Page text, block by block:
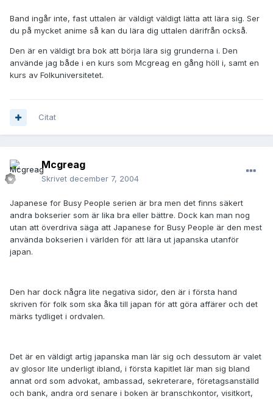
Band ingår inte, fast uttalen är väldigt väldigt lätta att lära sig. Ser
du på mycket anime så kan du lära dig uttalen därifrån också.
Den är en väldigt bra bok att börja lära sig grunderna i. Den
använde jag både i en kurs som Mcgreag en gång höll i, samt en
kurs av Folkuniversitetet.
Citat
Mcgreag
Skrivet december 7, 2004
Japanese for Busy People serien är bra men det finns säkert
andra bokserier som är lika bra eller bättre. Dock kan man nog
utan att överdriva säga att Japanese for Busy People är den mest
använda bokserien i världen för att lära ut japanska utanför
japan.
Den har dock några lite negativa sidor, den är i första hand
skriven för folk som ska åka till japan för att göra affärer och det
märks tydliget i ordvalen.
Det är en väldigt artig japanska man lär sig och dessutom är valet
av glosor lite underligt ibland, i första kapitlet lär man sig bland
annat ord som advokat, ambassad, sekreterare, företagsanställd
och bank, andra ord senare i boken är branschkontor, visitkort,